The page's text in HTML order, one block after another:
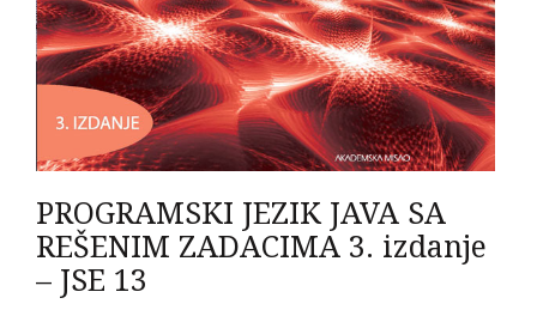
PROGRAMSKI JEZIK JAVA SA
REŠENIM ZADACIMA 3. izdanje
– JSE 13